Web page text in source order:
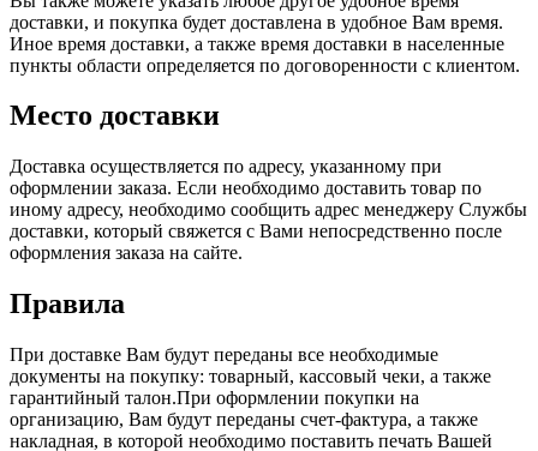
доставки, и покупка будет доставлена в удобное Вам время.
Иное время доставки, а также время доставки в населенные
пункты области определяется по договоренности с клиентом.
Место доставки
Доставка осуществляется по адресу, указанному при
оформлении заказа. Если необходимо доставить товар по
иному адресу, необходимо сообщить адрес менеджеру Службы
доставки, который свяжется с Вами непосредственно после
оформления заказа на сайте.
Правила
При доставке Вам будут переданы все необходимые
документы на покупку: товарный, кассовый чеки, а также
гарантийный талон.При оформлении покупки на
организацию, Вам будут переданы счет-фактура, а также
накладная, в которой необходимо поставить печать Вашей